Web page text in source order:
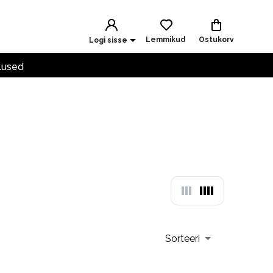
Logi sisse Lemmikud Ostukorv
Sorteeri